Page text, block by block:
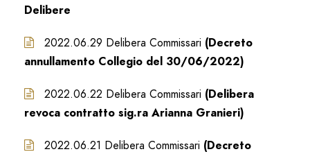
Delibere
2022.06.29 Delibera Commissari (Decreto
annullamento Collegio del 30/06/2022)
2022.06.22 Delibera Commissari (Delibera
revoca contratto sig.ra Arianna Granieri)
2022.06.21 Delibera Commissari (Decreto